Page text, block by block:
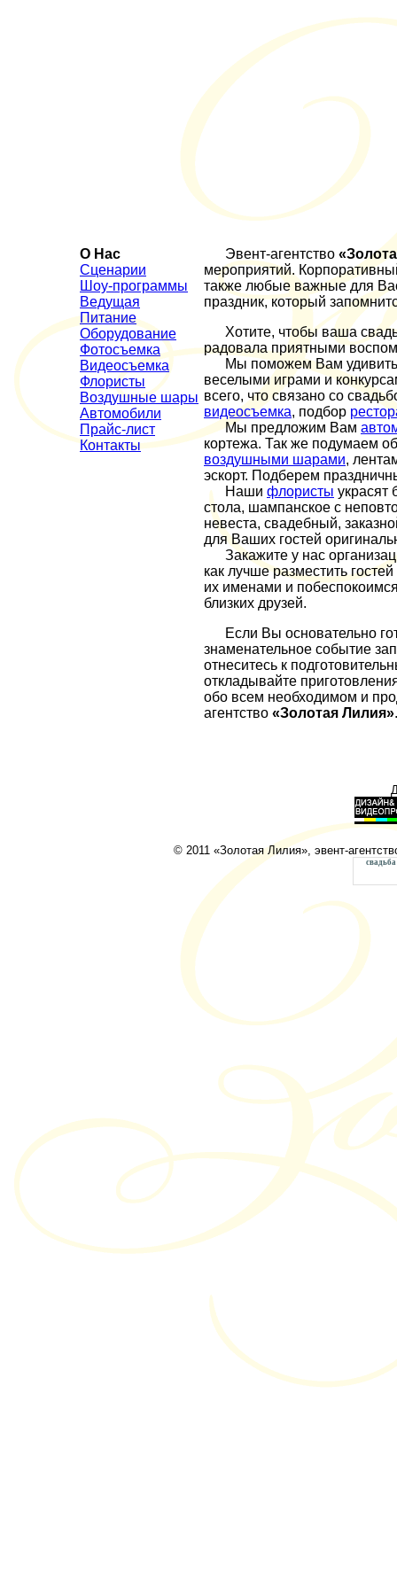
О Нас
Сценарии
Шоу-программы
Ведущая
Питание
Оборудование
Фотосъемка
Видеосъемка
Флористы
Воздушные шары
Автомобили
Прайс-лист
Контакты
Эвент-агентство
мероприятий.
также любые важные для
праздник, который
Хотите, чтобы ваша
радовала приятными
Мы поможем Вам удивить
веселыми играми и
всего, что связано со
видеосъемка, подбор
Мы предложим Вам
кортежа. Так же подумаем
воздушными шарами,
эскорт. Подберем
Наши флористы украсят
стола, шампанское с
невеста, свадебный,
для Ваших гостей
Закажите у нас
как лучше разместить
их именами и
близких друзей.
Если Вы основательно
знаменательное событие
отнеситесь к
откладывайте
обо всем необходимом и
агентство «Золотая Лилия».
© 2011 «Золотая Лилия», эвент-